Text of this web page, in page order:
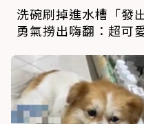
洗碗刷掉進水槽「發
勇氣撈出嗨翻：超可